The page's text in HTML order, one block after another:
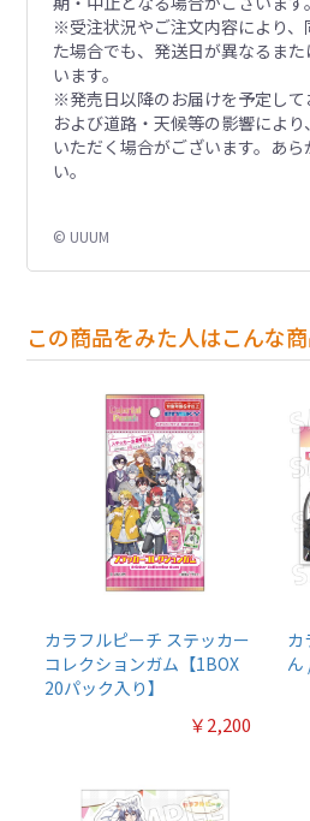
※受注状況やご注文内容により、
た場合でも、発送日が異なるま
います。
※発売日以降のお届けを予定し
および道路・天候等の影響によ
いただく場合がございます。あ
い。
© UUUM
この商品をみた人はこんな
カラフルピーチ ステッカー
コレクションガム【1BOX
20パック入り】
￥2,200
カ
ん